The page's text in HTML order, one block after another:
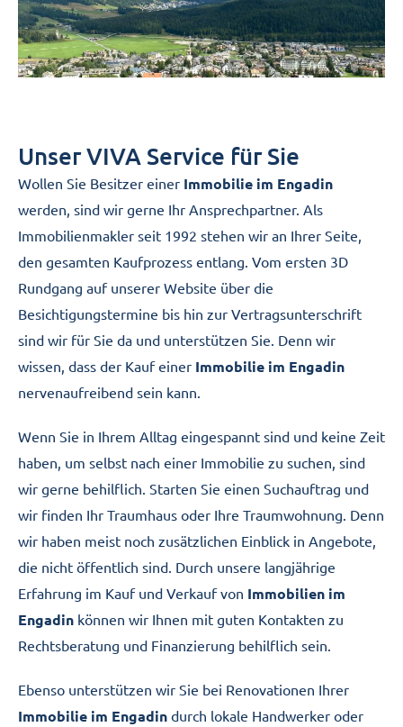
Unser VIVA Service für Sie
Wollen Sie Besitzer einer Immobilie im Engadin
werden, sind wir gerne Ihr Ansprechpartner. Als
Immobilienmakler seit 1992 stehen wir an Ihrer Seite,
den gesamten Kaufprozess entlang. Vom ersten 3D
Rundgang auf unserer Website über die
Besichtigungstermine bis hin zur Vertragsunterschrift
sind wir für Sie da und unterstützen Sie. Denn wir
wissen, dass der Kauf einer Immobilie im Engadin
nervenaufreibend sein kann.
Wenn Sie in Ihrem Alltag eingespannt sind und keine Zeit
haben, um selbst nach einer Immobilie zu suchen, sind
wir gerne behilflich. Starten Sie einen Suchauftrag und
wir finden Ihr Traumhaus oder Ihre Traumwohnung. Denn
wir haben meist noch zusätzlichen Einblick in Angebote,
die nicht öffentlich sind. Durch unsere langjährige
Erfahrung im Kauf und Verkauf von Immobilien im
Engadin können wir Ihnen mit guten Kontakten zu
Rechtsberatung und Finanzierung behilflich sein.
Ebenso unterstützen wir Sie bei Renovationen Ihrer
Immobilie im Engadin durch lokale Handwerker oder